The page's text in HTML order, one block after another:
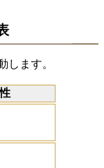
します。